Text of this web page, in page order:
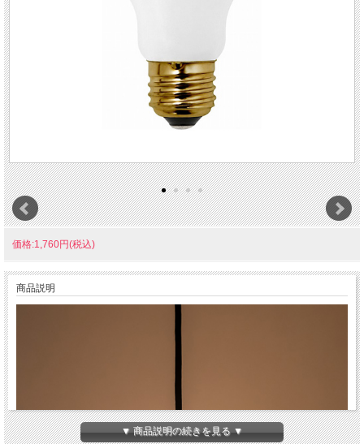
価格:1,760円(税込)
商品説明
▼ 商品説明の続きを見る ▼